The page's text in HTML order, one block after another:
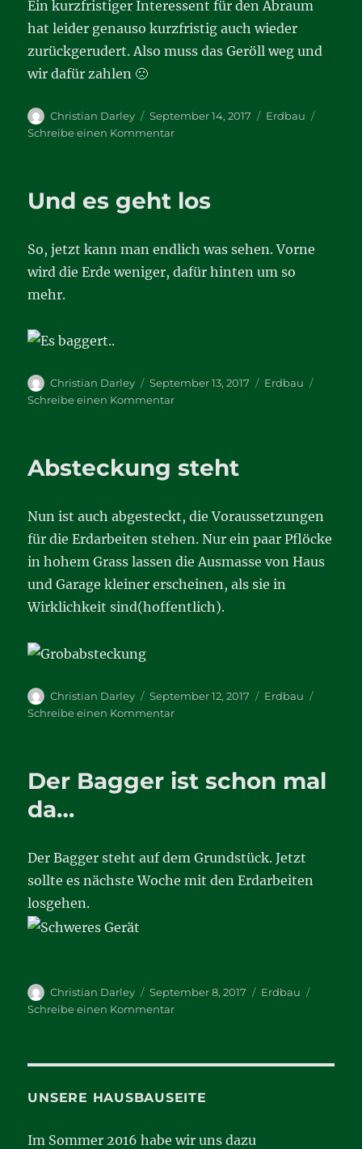
Ein kurzfristiger Interessent für den Abraum
hat leider genauso kurzfristig auch wieder
zurückgerudert. Also muss das Geröll weg und
wir dafür zahlen 🙁
Autor
Christian Darley
Veröffentlicht
am
September 14, 2017 Kategorien
Erdbau
Schreibe einen Kommentarzu
einen
es
ja
Und es geht los
So, jetzt kann man endlich was sehen. Vorne
wird die Erde weniger, dafür hinten um so
mehr.
Autor
Christian Darley
Veröffentlicht
am
September 13, 2017 Kategorien
Erdbau
Schreibe einen Kommentarzu
los
Absteckung steht
Nun ist auch abgesteckt, die Voraussetzungen
für die Erdarbeiten stehen. Nur ein paar Pflöcke
in hohem Grass lassen die Ausmasse von Haus
und Garage kleiner erscheinen, als sie in
Wirklichkeit sind(hoffentlich).
Autor
Christian Darley
Veröffentlicht
am
September 12, 2017 Kategorien
Erdbau
Schreibe einen Kommentarzu
Der Bagger ist schon mal
da…
Der Bagger steht auf dem Grundstück. Jetzt
sollte es nächste Woche mit den Erdarbeiten
losgehen.
Autor
Christian Darley
Veröffentlicht
am
September 8, 2017 Kategorien
Erdbau
Schreibe einen Kommentarzu
mal
UNSERE HAUSBAUSEITE
Im Sommer 2016 habe wir uns dazu